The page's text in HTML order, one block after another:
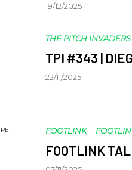
19/12/2025
THE PITCH INVADERS
TPI #343 |
22/11/2025
FOOTLINK
FOOTLINK